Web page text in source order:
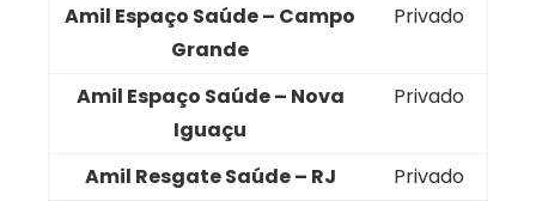
Amil Espaço Saúde – Campo
Grande
Privado
Amil Espaço Saúde – Nova
Iguaçu
Privado
Amil Resgate Saúde – RJ
Privado